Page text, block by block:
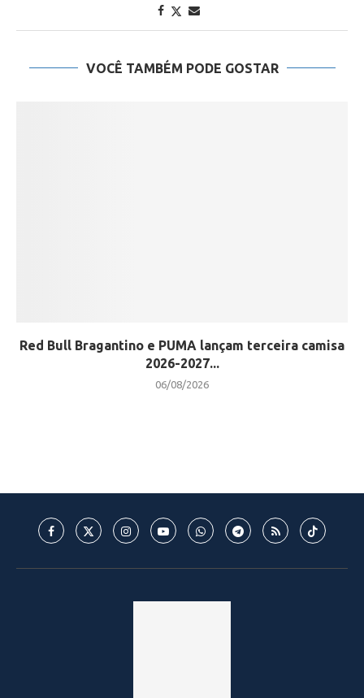
VOCÊ TAMBÉM PODE GOSTAR
Red Bull Bragantino e PUMA lançam terceira camisa
2026-2027...
06/08/2026